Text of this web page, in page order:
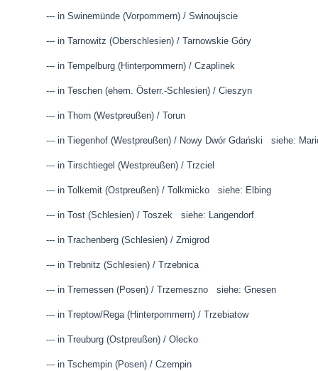
--- in Swinemünde (Vorpommern) / Swinoujscie
--- in Tarnowitz (Oberschlesien) / Tarnowskie Góry
--- in Tempelburg (Hinterpommern) / Czaplinek
--- in Teschen (ehem. Österr.-Schlesien) / Cieszyn
--- in Thorn (Westpreußen) / Torun
--- in Tiegenhof (Westpreußen) / Nowy Dwór Gdański siehe:
--- in Tirschtiegel (Westpreußen) / Trzciel
--- in Tolkemit (Ostpreußen) / Tolkmicko siehe: Elbing
--- in Tost (Schlesien) / Toszek siehe: Langendorf
--- in Trachenberg (Schlesien) / Zmigrod
--- in Trebnitz (Schlesien) / Trzebnica
--- in Tremessen (Posen) / Trzemeszno siehe: Gnesen
--- in Treptow/Rega (Hinterpommern) / Trzebiatow
--- in Treuburg (Ostpreußen) / Olecko
--- in Tschempin (Posen) / Czempin